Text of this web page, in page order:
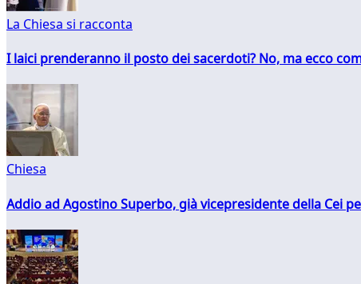
La Chiesa si racconta
I laici prenderanno il posto dei sacerdoti? No, ma ecco
Chiesa
Addio ad Agostino Superbo, già vicepresidente della Cei